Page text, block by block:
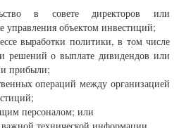
в совете директоров или
управления объектом инвестиций;
выработки политики, в том числе
решений о выплате дивидендов или
прибыли;
операций между организацией
персоналом; или